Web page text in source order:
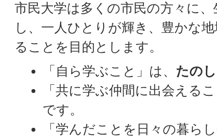
市民大学は多くの市民の方々に
し、一人ひとりが輝き、豊かな
ることを目的とします。
「自ら学ぶこと」は、 たの
「共に学ぶ仲間に出会える
です。
「学んだことを日々の暮ら